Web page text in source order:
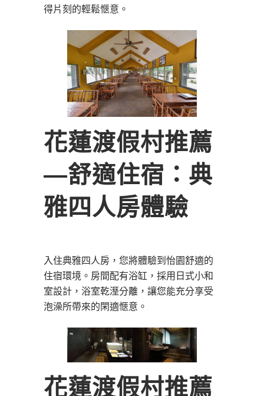
得片刻的輕鬆愜意。
花蓮渡假村推薦
―舒適住宿：典
雅四人房體驗
入住典雅四人房，您將體驗到怡園舒適的
住宿環境。房間配有浴缸，採用日式小和
室設計，浴室乾溼分離，讓您能充分享受
泡澡所帶來的閑適愜意。
花蓮渡假村推薦